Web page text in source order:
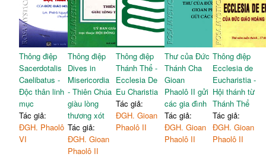
Thông điệp
Sacerdotalis
Caelibatus -
Độc thân linh
mục
Tác giả:
ĐGH. Phaolô
VI
Thông điệp
Dives in
Misericordia
- Thiên Chúa
giàu lòng
thương xót
Tác giả:
ĐGH. Gioan
Phaolô II
Thông điệp
Thánh Thể -
Ecclesia De
Eu Charistia
Tác giả:
ĐGH. Gioan
Phaolô II
Thư của Đức
Thánh Cha
Gioan
Phaolô II gửi
các gia đình
Tác giả:
ĐGH. Gioan
Phaolô II
Thông điệp
Ecclesia de
Eucharistia -
Hội thánh từ
Thánh Thể
Tác giả:
ĐGH. Gioan
Phaolô II